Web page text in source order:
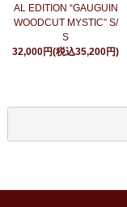
AL EDITION “GAUGUIN
WOODCUT MYSTIC” S/
S
32,000円(税込35,200円)